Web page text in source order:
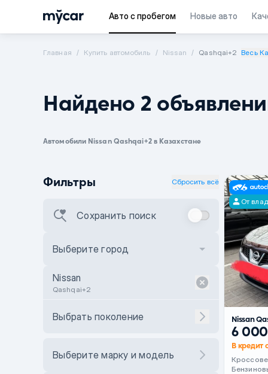
Авто с пробегом Новые авто
Главная Купить автомобиль Nissan Qashqai+2 Весь
Найдено 2
Автомобили Nissan Qashqai+2 в Казахстане
Фильтры Сбросить всё
Сохранить поиск
Выберите город
Nissan
Qashqai+2
Выбрать поколение
Выберите марку и модель
От
Nissan
6
В кредит